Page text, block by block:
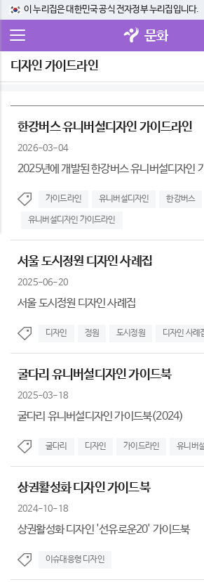
이 누리집은 대한민국 공식 전자정부 누리집입니다.
문화
디자인 가이드라인
한강버스 유니버설디자인 가이드라인
2026-03-04
2025년에 개발된 한강버스 유니버설디자인
가이드라인 유니버설디자인 한강버스
유니버설디자인 가이드라인
서울 도시정원 디자인 사례집
2025-06-20
서울 도시정원 디자인 사례집
디자인 정원 도시정원 디자인 사례
굴다리 유니버설디자인 가이드북
2025-03-18
굴다리 유니버설디자인 가이드북(2024)
굴다리 디자인 가이드라인 유니버
상권활성화 디자인 가이드북
2024-10-18
상권활성화 디자인 '선유로운20' 가이드북
이슈대응형 디자인